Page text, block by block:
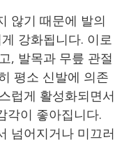
않기 때문에 발의
강화됩니다. 이로
, 발목과 무릎 관절
평소 신발에 의존
럽게 활성화되면서
각이 좋아집니다.
넘어지거나 미끄러